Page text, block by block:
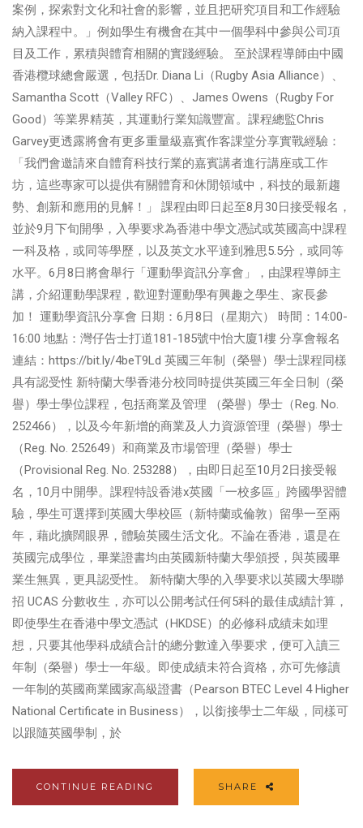
案例，探索對文化和社會的影響，並且把研究項目和工作經驗
納入課程中。」例如學生有機會在其中一個學科中參與公司項
目及工作，累積與體育相關的實踐經驗。 至於課程導師由中國
香港欖球總會嚴選，包括Dr. Diana Li（Rugby Asia Alliance）、
Samantha Scott（Valley RFC）、James Owens（Rugby For
Good）等業界精英，其運動行業知識豐富。課程總監Chris
Garvey更透露將會有更多重量級嘉賓作客課堂分享實戰經驗：
「我們會邀請來自體育科技行業的嘉賓講者進行講座或工作
坊，這些專家可以提供有關體育和休閒領域中，科技的最新趨
勢、創新和應用的見解！」 課程由即日起至8月30日接受報名，
並於9月下旬開學，入學要求為香港中學文憑試或英國高中課程
一科及格，或同等學歷，以及英文水平達到雅思5.5分，或同等
水平。6月8日將會舉行「運動學資訊分享會」，由課程導師主
講，介紹運動學課程，歡迎對運動學有興趣之學生、家長參
加！ 運動學資訊分享會 日期：6月8日（星期六） 時間：14:00-
16:00 地點：灣仔告士打道181-185號中怡大廈1樓 分享會報名
連結：https://bit.ly/4beT9Ld 英國三年制（榮譽）學士課程同樣
具有認受性 新特蘭大學香港分校同時提供英國三年全日制（榮
譽）學士學位課程，包括商業及管理 （榮譽）學士（Reg. No.
252466），以及今年新增的商業及人力資源管理（榮譽）學士
（Reg. No. 252649）和商業及市場管理（榮譽）學士
（Provisional Reg. No. 253288），由即日起至10月2日接受報
名，10月中開學。課程特設香港x英國「一校多區」跨國學習體
驗，學生可選擇到英國大學校區（新特蘭或倫敦）留學一至兩
年，藉此擴闊眼界，體驗英國生活文化。不論在香港，還是在
英國完成學位，畢業證書均由英國新特蘭大學頒授，與英國畢
業生無異，更具認受性。 新特蘭大學的入學要求以英國大學聯
招 UCAS 分數收生，亦可以公開考試任何5科的最佳成績計算，
即使學生在香港中學文憑試（HKDSE）的必修科成績未如理
想，只要其他學科成績合計的總分數達入學要求，便可入讀三
年制（榮譽）學士一年級。即使成績未符合資格，亦可先修讀
一年制的英國商業國家高級證書（Pearson BTEC Level 4 Higher
National Certificate in Business），以銜接學士二年級，同樣可
以跟隨英國學制，於
CONTINUE READING SHARE